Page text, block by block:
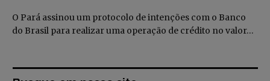
O Pará assinou um protocolo de intenções com o Banco
do Brasil para realizar uma operação de crédito no valor…